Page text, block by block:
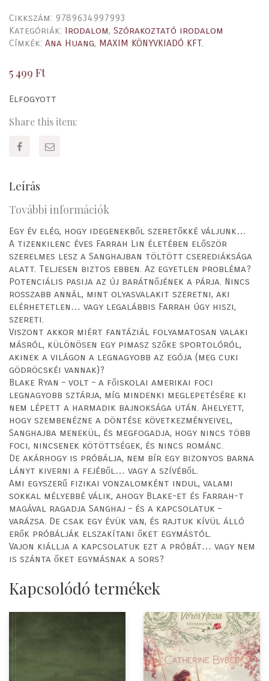
Cikkszám: 9789634997993
Kategóriák: Irodalom, Szórakoztató irodalom
Címkék: Ana Huang, MAXIM KÖNYVKIADÓ KFT.
5 499 Ft
Elfogyott
Share this item:
Leírás
További információk
Egy év elég, hogy idegenekből szeretőkké váljunk…
A tizenkilenc éves Farrah Lin életében először
szerelmes lesz a Sanghajban töltött cserediáksága
alatt. Teljesen biztos ebben. Az egyetlen probléma?
Potenciális pasija az új barátnőjének a párja. Nincs
rosszabb annál, mint olyasvalakit szeretni, aki
elérhetetlen… vagy legalábbis Farrah úgy hiszi,
szereti.
Viszont akkor miért fantáziál folyamatosan valaki
másról, különösen egy pimasz szőke sportolóról,
akinek a világon a legnagyobb az egója (meg cuki
gödröcskéi vannak)?
Blake Ryan – volt – a főiskolai amerikai foci
legnagyobb sztárja, míg mindenki meglepetésére ki
nem lépett a harmadik bajnoksága után. Ahelyett,
hogy szembenézne a döntése következményeivel,
Sanghajba menekül, és megfogadja, hogy nincs több
foci, nincsenek kötöttségek, és nincs románc.
De akárhogy is próbálja, nem bír egy bizonyos barna
lányt kiverni a fejéből… vagy a szívéből.
Ami egyszerű fizikai vonzalomként indul, valami
sokkal mélyebbé válik, ahogy Blake-et és Farrah-t
magával ragadja Sanghaj – és a kapcsolatuk –
varázsa. De csak egy évük van, és rajtuk kívül álló
erők próbálják elszakítani őket egymástól.
Vajon kiállja a kapcsolatuk ezt a próbát… vagy nem
is szánta őket egymásnak a sors?
Kapcsolódó termékek